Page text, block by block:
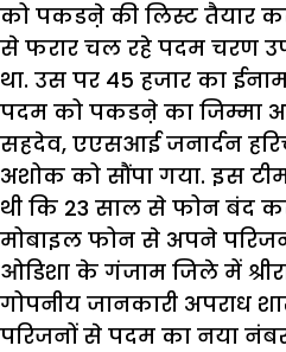
को पकडऩे की लिस्ट तैयार
से फरार चल रहे पदम चरण
था. उस पर 45 हजार का ईनाम
पदम को पकडऩे का जिम्मा
सहदेव, एएसआई जनार्दन
अशोक को सौंपा गया. इस
थी कि 23 साल से फोन बंद
मोबाइल फोन से अपने
ओडिशा के गंजाम जिले में
गोपनीय जानकारी अपराध
परिजनों से पदम का नया